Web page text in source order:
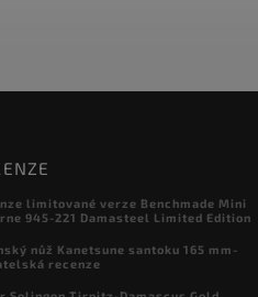
limitované verze Benchmade Mini
945-221 Damasteel Limited Edition
nůž Kanetsune santoku 165 mm-
recenze